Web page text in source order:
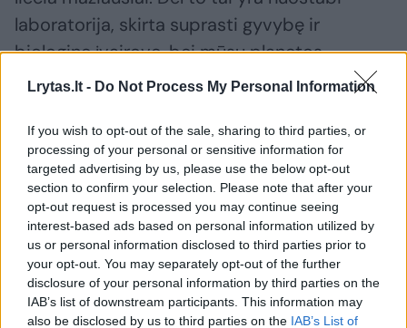
Lrytas.lt - Do Not Process My Personal Information
If you wish to opt-out of the sale, sharing to third parties, or
processing of your personal or sensitive information for
targeted advertising by us, please use the below opt-out
section to confirm your selection. Please note that after your
opt-out request is processed you may continue seeing
interest-based ads based on personal information utilized by
us or personal information disclosed to third parties prior to
your opt-out. You may separately opt-out of the further
disclosure of your personal information by third parties on the
IAB’s list of downstream participants. This information may
also be disclosed by us to third parties on the IAB’s List of
laboratorija, skirta suprasti gyvybę ir
biologinę įvairovę, bei mūsų planetos
ledyninę istoriją“, – sako Arkties studijų
Poledyninių vandenų stebėjimas yra svarbus
ir norint suvokti klimato kaitos pasekmes.
„Daugiausia Antarktidos ledynai ir šelfiniai
ledynai kontroliuoja jūros lygį“, – teigia
R.Virginia.